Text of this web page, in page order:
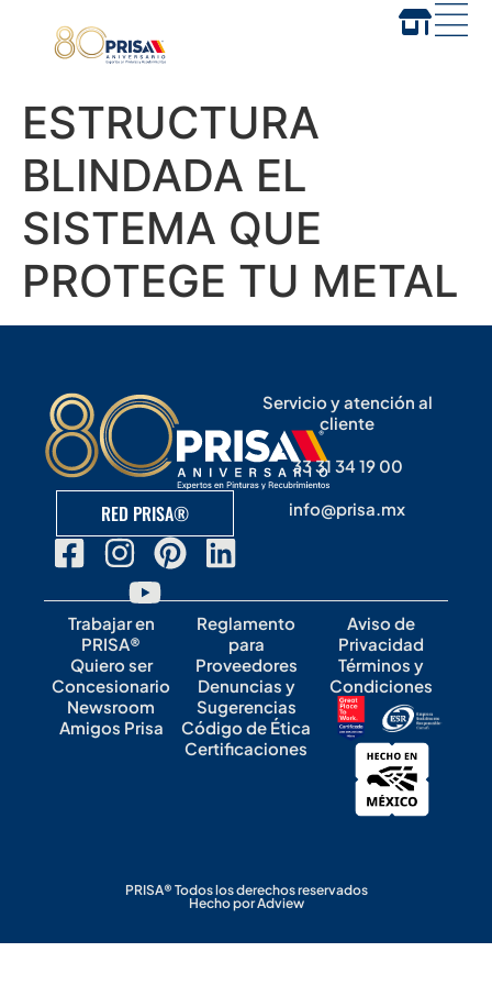
ESTRUCTURA
BLINDADA EL
SISTEMA QUE
PROTEGE TU METAL
RED PRISA®
Servicio y atención al
cliente
33 31 34 19 00
info@prisa.mx
Trabajar en
PRISA®
Quiero ser
Concesionario
Newsroom
Amigos Prisa
Reglamento
para
Proveedores
Denuncias y
Sugerencias
Código de Ética
Certificaciones
Aviso de
Privacidad
Términos y
Condiciones
PRISA® Todos los derechos reservados
Hecho por Adview